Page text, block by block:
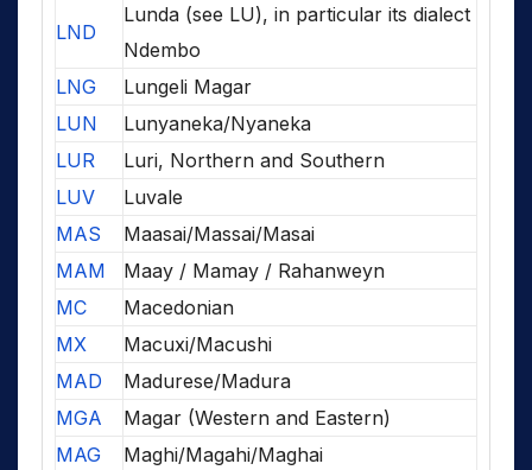
LND
Lunda (see LU), in particular its dialect
Ndembo
LNG
Lungeli Magar
LUN
Lunyaneka/Nyaneka
LUR
Luri, Northern and Southern
LUV
Luvale
MAS
Maasai/Massai/Masai
MAM
Maay / Mamay / Rahanweyn
MC
Macedonian
MX
Macuxi/Macushi
MAD
Madurese/Madura
MGA
Magar (Western and Eastern)
MAG
Maghi/Magahi/Maghai